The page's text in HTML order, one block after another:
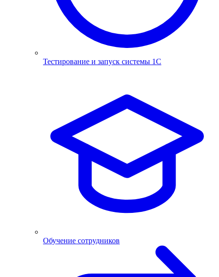
Тестирование и запуск системы 1С
Обучение сотрудников